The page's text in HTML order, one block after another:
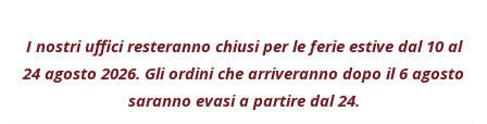
I nostri uffici resteranno chiusi per le ferie estive dal 10 al
24 agosto 2026. Gli ordini che arriveranno dopo il 6 agosto
saranno evasi a partire dal 24.